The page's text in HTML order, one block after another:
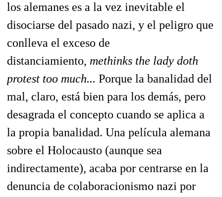
los alemanes es a la vez inevitable el
disociarse del pasado nazi, y el peligro que
conlleva el exceso de
distanciamiento, methinks the lady doth
protest too much... Porque la banalidad del
mal, claro, está bien para los demás, pero
desagrada el concepto cuando se aplica a
la propia banalidad. Una película alemana
sobre el Holocausto (aunque sea
indirectamente), acaba por centrarse en la
denuncia de colaboracionismo nazi por